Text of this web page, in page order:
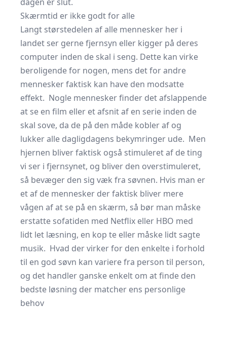
Skærmtid er ikke godt for alle
Langt størstedelen af alle mennesker her i
landet ser gerne fjernsyn eller kigger på deres
computer inden de skal i seng. Dette kan virke
beroligende for nogen, mens det for andre
mennesker faktisk kan have den modsatte
effekt. Nogle mennesker finder det afslappende
at se en film eller et afsnit af en serie inden de
skal sove, da de på den måde kobler af og
lukker alle dagligdagens bekymringer ude. Men
hjernen bliver faktisk også stimuleret af de ting
vi ser i fjernsynet, og bliver den overstimuleret,
så bevæger den sig væk fra søvnen. Hvis man er
et af de mennesker der faktisk bliver mere
vågen af at se på en skærm, så bør man måske
erstatte sofatiden med Netflix eller HBO med
lidt let læsning, en kop te eller måske lidt sagte
musik. Hvad der virker for den enkelte i forhold
til en god søvn kan variere fra person til person,
og det handler ganske enkelt om at finde den
bedste løsning der matcher ens personlige
behov